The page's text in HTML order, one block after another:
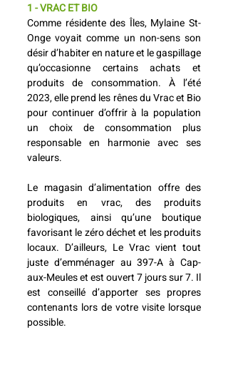
1 - VRAC ET BIO
Comme résidente des Îles, Mylaine St-
Onge voyait comme un non-sens son
désir d’habiter en nature et le gaspillage
qu’occasionne certains achats et
produits de consommation. À l’été
2023, elle prend les rênes du Vrac et Bio
pour continuer d’offrir à la population
un choix de consommation plus
responsable en harmonie avec ses
valeurs.
Le magasin d’alimentation offre des
produits en vrac, des produits
favorisant le zéro déchet et les produits
locaux. D’ailleurs, Le Vrac vient tout
juste d’emménager au 397-A à Cap-
aux-Meules et est ouvert 7 jours sur 7. Il
est conseillé d’apporter ses propres
contenants lors de votre visite lorsque
possible.